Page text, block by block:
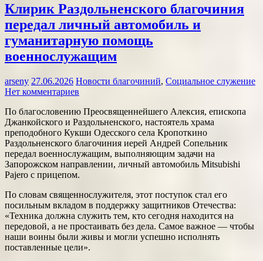
Клирик Раздольненского благочиния
передал личный автомобиль и
гуманитарную помощь
военнослужащим
arseny 27.06.2026 Новости благочиний, Социальное служение
Нет комментариев
По благословению Преосвященнейшего Алексия, епископа
Джанкойского и Раздольненского, настоятель храма
преподобного Кукши Одесского села Кропоткино
Раздольненского благочиния иерей Андрей Сопельник
передал военнослужащим, выполняющим задачи на
Запорожском направлении, личный автомобиль Mitsubishi
Pajero с прицепом.
По словам священнослужителя, этот поступок стал его
посильным вкладом в поддержку защитников Отечества:
«Техника должна служить тем, кто сегодня находится на
передовой, а не простаивать без дела. Самое важное — чтобы
наши воины были живы и могли успешно исполнять
поставленные цели».